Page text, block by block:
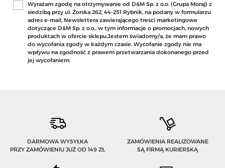
Wyrażam zgodę na otrzymywanie od D&M Sp. z o.o. (Grupa Moraj) z
siedzibą przy ul. Żorska 262, 44-251 Rybnik, na podany w formularzu
adres e-mail, Newslettera zawierającego treści marketingowe
dotyczące D&M Sp. z o.o., w tym informacje o promocjach, nowych
produktach w ofercie sklepu.Jestem świadomy/a, że mam prawo
do wycofania zgody w każdym czasie. Wycofanie zgody nie ma
wpływu na zgodność z prawem przetwarzania dokonanego przed
jej wycofaniem.
DARMOWA WYSYŁKA
PRZY ZAMÓWIENIU JUŻ OD 149 ZŁ
ZAMÓWIENIA REALIZOWANE
SĄ FIRMĄ KURIERSKĄ